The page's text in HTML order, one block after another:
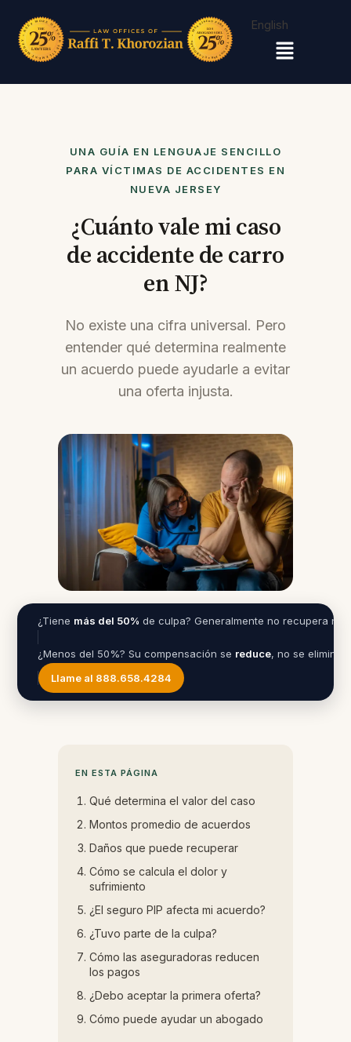
English
Menú
UNA GUÍA EN LENGUAJE SENCILLO
PARA VÍCTIMAS DE ACCIDENTES EN
NUEVA JERSEY
¿Cuánto vale mi caso
de accidente de carro
en NJ?
No existe una cifra universal. Pero
entender qué determina realmente
un acuerdo puede ayudarle a evitar
una oferta injusta.
¿Tiene más del 50% de culpa? Generalmente no recupera
¿Menos del 50%? Su compensación se reduce, no se elimina
Llame al 888.658.4284
EN ESTA PÁGINA
Qué determina el valor del caso
Montos promedio de acuerdos
Daños que puede recuperar
Cómo se calcula el dolor y
sufrimiento
¿El seguro PIP afecta mi acuerdo?
¿Tuvo parte de la culpa?
Cómo las aseguradoras reducen
los pagos
¿Debo aceptar la primera oferta?
Cómo puede ayudar un abogado